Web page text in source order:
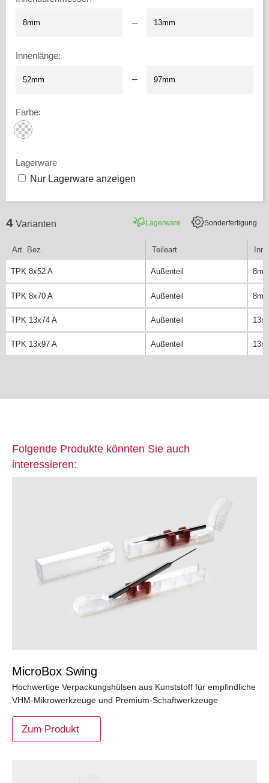
–
Innenlänge:
–
Farbe:
Lagerware
Nur Lagerware anzeigen
4 Varianten Lagerware Sonderfertigung
Art. Bez. Teileart
TPK 8x52 A Außenteil
TPK 8x70 A Außenteil
TPK 13x74 A Außenteil
TPK 13x97 A Außenteil
Folgende Produkte könnten Sie auch
interessieren:
MicroBox Swing
Hochwertige Verpackungshülsen aus Kunststoff für empfindliche
VHM-Mikrowerkzeuge und Premium-Schaftwerkzeuge
Zum Produkt